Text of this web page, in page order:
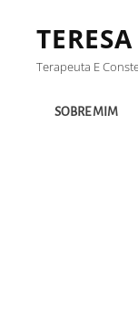
Terapeuta E
SOBRE MIM